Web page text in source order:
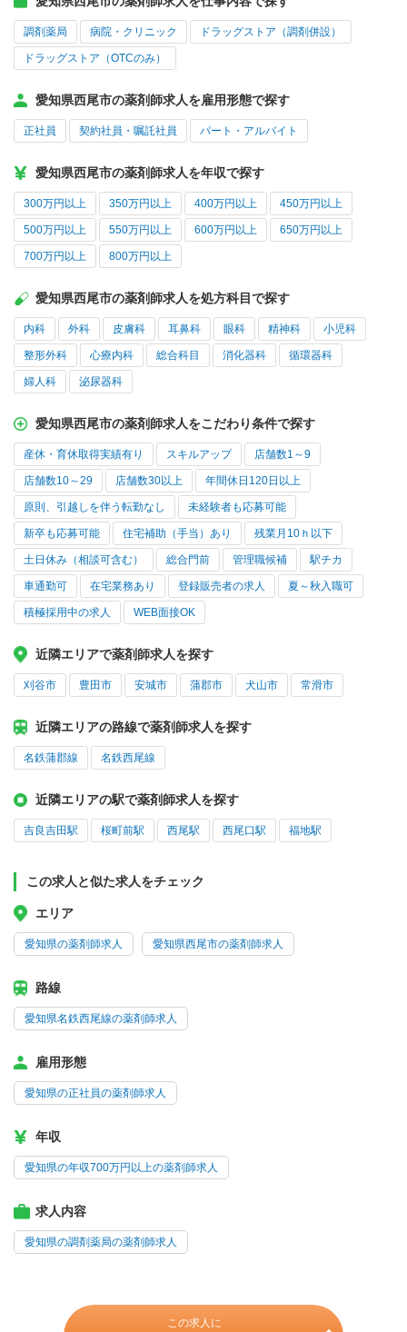
調剤薬局 病院・クリニック ドラッグストア（調剤併設）
ドラッグストア（OTCのみ）
愛知県西尾市の薬剤師求人を雇用形態で探す
正社員 契約社員・嘱託社員 パート・アルバイト
愛知県西尾市の薬剤師求人を年収で探す
300万円以上 350万円以上 400万円以上 450万円以上
500万円以上 550万円以上 600万円以上 650万円以上
700万円以上 800万円以上
愛知県西尾市の薬剤師求人を処方科目で探す
内科 外科 皮膚科 耳鼻科 眼科 精神科 小児科
整形外科 心療内科 総合科目 消化器科 循環器科
婦人科 泌尿器科
愛知県西尾市の薬剤師求人をこだわり条件で探す
産休・育休取得実績有り スキルアップ 店舗数1～9
店舗数10～29 店舗数30以上 年間休日120日以上
原則、引越しを伴う転勤なし 未経験者も応募可能
新卒も応募可能 住宅補助（手当）あり 残業月10ｈ以下
土日休み（相談可含む） 総合門前 管理職候補 駅チカ
車通勤可 在宅業務あり 登録販売者の求人 夏～秋入職可
積極採用中の求人 WEB面接OK
近隣エリアで薬剤師求人を探す
刈谷市 豊田市 安城市 蒲郡市 犬山市 常滑市
近隣エリアの路線で薬剤師求人を探す
名鉄蒲郡線 名鉄西尾線
近隣エリアの駅で薬剤師求人を探す
吉良吉田駅 桜町前駅 西尾駅 西尾口駅 福地駅
この求人と似た求人をチェック
エリア
愛知県の薬剤師求人 愛知県西尾市の薬剤師求人
路線
愛知県名鉄西尾線の薬剤師求人
雇用形態
愛知県の正社員の薬剤師求人
年収
愛知県の年収700万円以上の薬剤師求人
求人内容
愛知県の調剤薬局の薬剤師求人
この求人に